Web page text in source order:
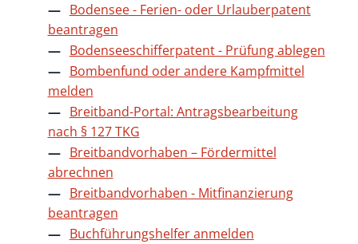
Bodensee - Ferien- oder Urlauberpatent
beantragen
Bodenseeschifferpatent - Prüfung ablegen
Bombenfund oder andere Kampfmittel
melden
Breitband-Portal: Antragsbearbeitung
nach § 127 TKG
Breitbandvorhaben – Fördermittel
abrechnen
Breitbandvorhaben - Mitfinanzierung
beantragen
Buchführungshelfer anmelden